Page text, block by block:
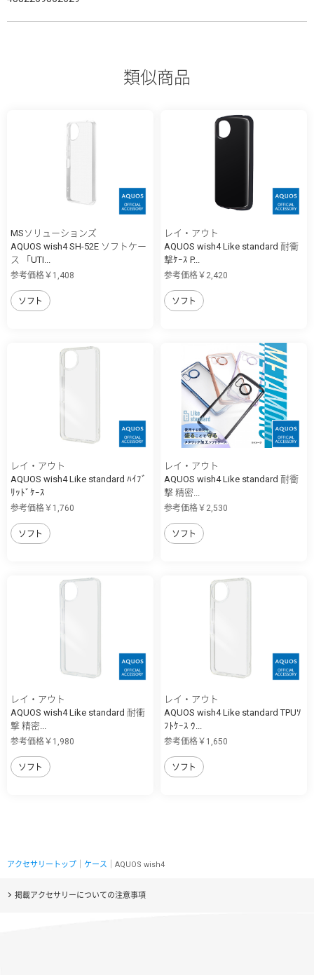
類似商品
MSソリューションズ
AQUOS wish4 SH-52E ソフトケー
ス 「UTI...
参考価格￥1,408
ソフト
レイ・アウト
AQUOS wish4 Like standard 耐衝
撃ｹｰｽ P...
参考価格￥2,420
ソフト
レイ・アウト
AQUOS wish4 Like standard ﾊｲﾌﾞ
ﾘｯﾄﾞｹｰｽ
参考価格￥1,760
ソフト
レイ・アウト
AQUOS wish4 Like standard 耐衝
撃 精密...
参考価格￥2,530
ソフト
レイ・アウト
AQUOS wish4 Like standard 耐衝
撃 精密...
参考価格￥1,980
ソフト
レイ・アウト
AQUOS wish4 Like standard TPUｿ
ﾌﾄｹｰｽ ｳ...
参考価格￥1,650
ソフト
アクセサリートップ ケース ｜AQUOS wish4
掲載アクセサリーについての注意事項